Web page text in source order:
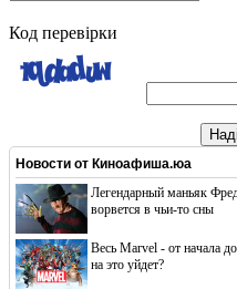
Код перевірки
Новости от Киноафиша.юа
Легендарный маньяк
ворвется в чьи-то сны
Весь Marvel - от начала
на это уйдет?